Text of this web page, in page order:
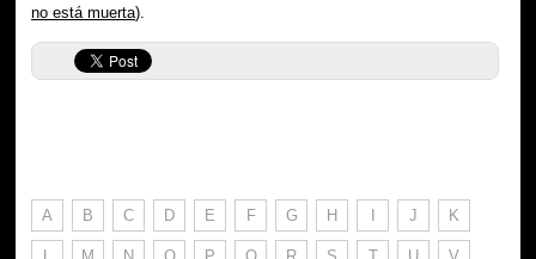
no está muerta).
A B C D E F G H I J K